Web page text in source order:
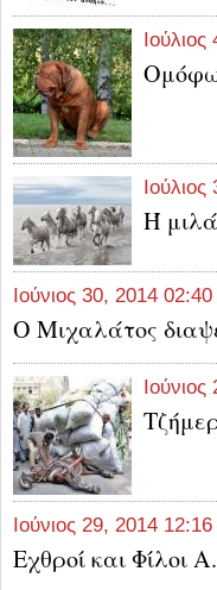
Ή
Ιούνιος 30, 2014
Ο Μιχαλάτος
Ιούνιος 29, 2014
Εχθροί και Φίλοι